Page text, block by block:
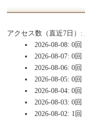
アクセス数（直近7日）:
2026-08-08: 0回
2026-08-07: 0回
2026-08-06: 0回
2026-08-05: 0回
2026-08-04: 0回
2026-08-03: 0回
2026-08-02: 1回